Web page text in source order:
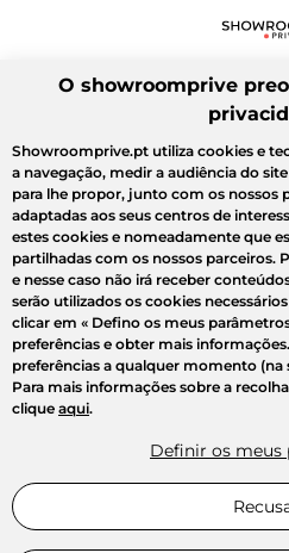
O showroomprive
Showroomprive.pt utiliza cookies e
a navegação, medir a audiência do
para lhe propor, junto com os nossos
adaptadas aos seus centros de
estes cookies e nomeadamente que
partilhadas com os nossos parceiros.
e nesse caso não irá receber
serão utilizados os cookies
clicar em « Defino os meus
preferências e obter mais
preferências a qualquer momento (na
Para mais informações sobre a
clique aqui.
Definir os meus